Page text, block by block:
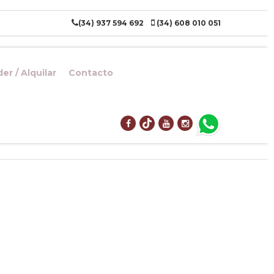
(34) 937 594 692 (34) 608 010 051
/ Alquilar Contacto